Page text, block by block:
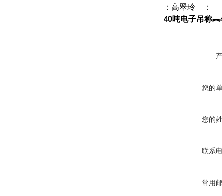
：高翠玲 ：
40吨电子吊称
您的
您的
联系
常用